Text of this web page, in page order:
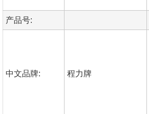
产品号:
中文品牌: 程力牌